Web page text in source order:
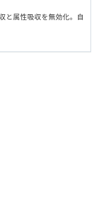
と属性吸収を無効化。自